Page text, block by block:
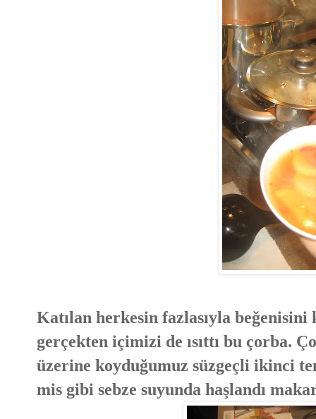
Katılan herkesin fazlasıyla beğenisini
gerçekten içimizi de ısıttı bu çorba.
üzerine koyduğumuz süzgeçli ikinci
mis gibi sebze suyunda haşlandı